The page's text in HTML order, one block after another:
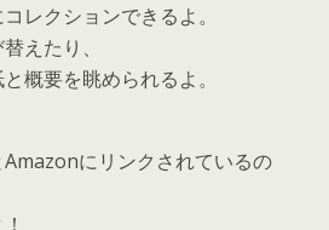
レクションできるよ。
えたり、
概要を眺められるよ。
にリンクされているの